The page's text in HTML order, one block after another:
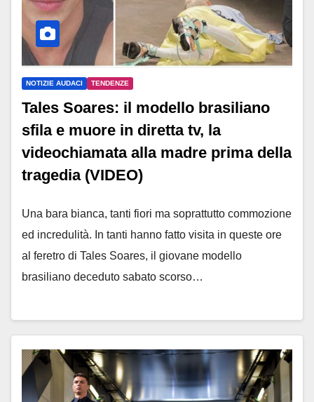
NOTIZIE AUDACI TENDENZE
Tales Soares: il modello brasiliano
sfila e muore in diretta tv, la
videochiamata alla madre prima della
tragedia (VIDEO)
Una bara bianca, tanti fiori ma soprattutto commozione
ed incredulità. In tanti hanno fatto visita in queste ore
al feretro di Tales Soares, il giovane modello
brasiliano deceduto sabato scorso…